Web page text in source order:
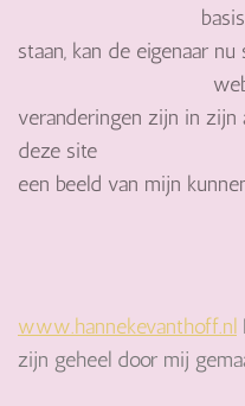
basis en de
staan, kan de eigenaar
website
veranderingen zijn in
deze site geen
een beeld van mijn
www.hannekevanthoff.nl
zijn geheel door mij